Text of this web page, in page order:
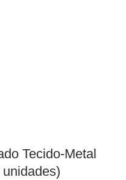
Tecido-Metal